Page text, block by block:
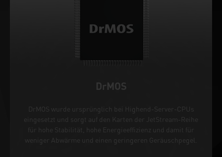
DrMOS
DrMOS wurde ursprünglich bei Highend-Server-CPUs
eingesetzt und sorgt auf den Karten der JetStream-Reihe
für hohe Stabilität, hohe Energieeffizienz und damit für
weniger Abwärme und einen geringeren Geräuschpegel.